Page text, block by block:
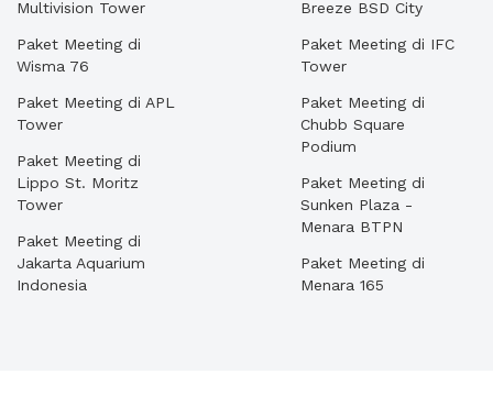
Multivision Tower
Paket Meeting di
Wisma 76
Paket Meeting di APL
Tower
Paket Meeting di
Lippo St. Moritz
Tower
Paket Meeting di
Jakarta Aquarium
Indonesia
Breeze BSD City
Paket Meeting di IFC
Tower
Paket Meeting di
Chubb Square
Podium
Paket Meeting di
Sunken Plaza -
Menara BTPN
Paket Meeting di
Menara 165